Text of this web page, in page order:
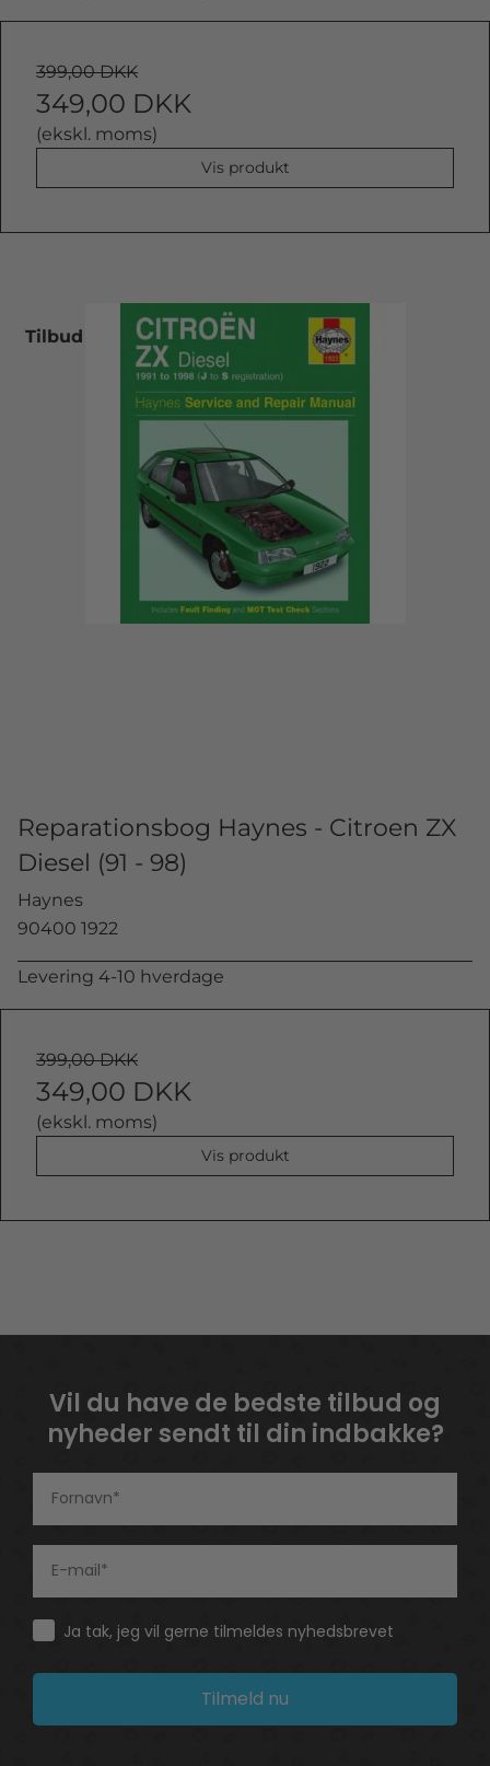
399,00 DKK
349,00 DKK
(ekskl. moms)
Vis produkt
Tilbud
Reparationsbog Haynes - Citroen ZX
Diesel (91 - 98)
Haynes
90400 1922
Levering 4-10 hverdage
399,00 DKK
349,00 DKK
(ekskl. moms)
Vis produkt
Vil du have de bedste tilbud og
nyheder sendt til din indbakke?
Consent
Ja tak, jeg vil gerne tilmeldes nyhedsbrevet
Tilmeld nu